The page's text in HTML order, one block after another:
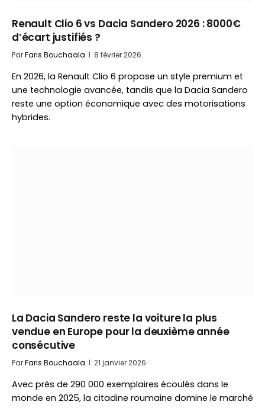
Renault Clio 6 vs Dacia Sandero 2026 : 8000€
d’écart justifiés ?
ParFaris Bouchaala 8 février 2026
En 2026, la Renault Clio 6 propose un style premium et
une technologie avancée, tandis que la Dacia Sandero
reste une option économique avec des motorisations
hybrides.
La Dacia Sandero reste la voiture la plus
vendue en Europe pour la deuxième année
consécutive
ParFaris Bouchaala 21 janvier 2026
Avec près de 290 000 exemplaires écoulés dans le
monde en 2025, la citadine roumaine domine le marché